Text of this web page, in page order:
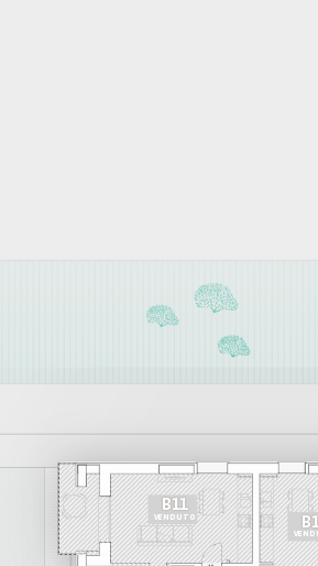
VENDUTO
B11